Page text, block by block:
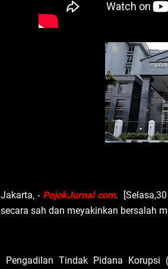
Jakarta, - PojokJurnal com.
secara sah dan meyakinkan bersalah
Pengadilan Tindak Pidana